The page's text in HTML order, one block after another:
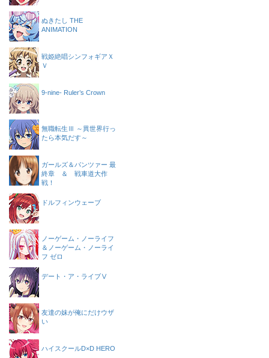
ぬきたし THE
ANIMATION
戦姫絶唱シンフォギアＸ
Ｖ
9-nine- Ruler’s Crown
無職転生Ⅲ ～異世界行っ
たら本気だす～
ガールズ＆パンツァー 最
終章 ＆ 戦車道大作
戦！
ドルフィンウェーブ
ノーゲーム・ノーライフ
＆ノーゲーム・ノーライ
フ ゼロ
デート・ア・ライブⅤ
友達の妹が俺にだけウザ
い
ハイスクールD×D HERO